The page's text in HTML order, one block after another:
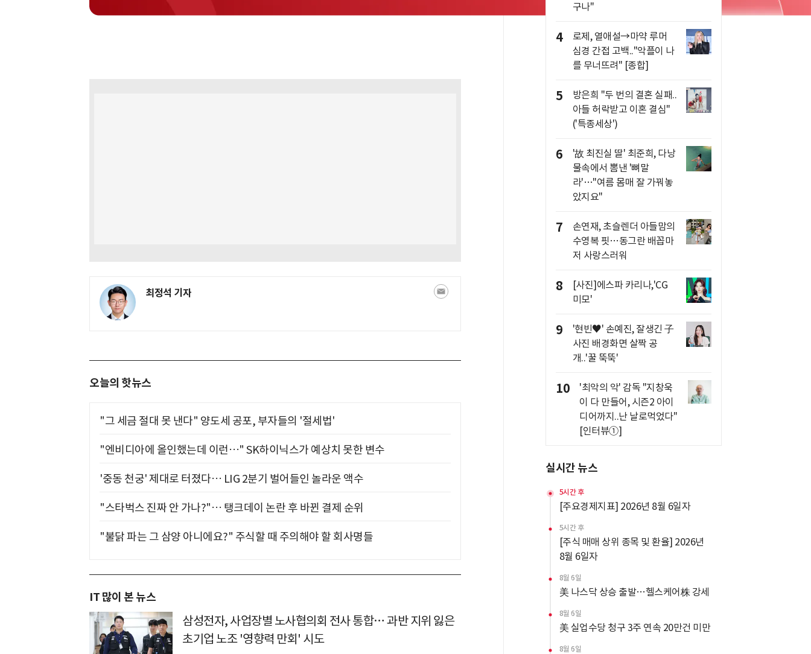
최정석 기자
오늘의 핫뉴스
"그 세금 절대 못 낸다" 양도세 공포, 부자들의 '절세법'
"엔비디아에 올인했는데 이런…" SK하이닉스가 예상치 못한 변수
'중동 천궁' 제대로 터졌다… LIG 2분기 벌어들인 놀라운 액수
"스타벅스 진짜 안 가나?"… 탱크데이 논란 후 바뀐 결제 순위
"불닭 파는 그 삼양 아니에요?" 주식할 때 주의해야 할 회사명들
IT 많이 본 뉴스
삼성전자, 사업장별 노사협의회 전사 통합… 과반 지위 잃은
초기업 노조 '영향력 만회' 시도
구나"
4
로제, 열애설→마약 루머
심경 간접 고백.."악플이 나
를 무너뜨려" [종합]
5
방은희 "두 번의 결혼 실패..
아들 허락받고 이혼 결심"
('특종세상')
6
'故 최진실 딸' 최준희, 다낭
물속에서 뽐낸 '뼈말
라'…"여름 몸매 잘 가꿔놓
았지요"
7
손연재, 초슬렌더 아들맘의
수영복 핏…동그란 배꼽마
저 사랑스러워
8
[사진]에스파 카리나,'CG
미모'
9
'현빈♥' 손예진, 잘생긴 子
사진 배경화면 살짝 공
개..'꿀 뚝뚝'
10
'최악의 악' 감독 "지창욱
이 다 만들어, 시즌2 아이
디어까지..난 날로먹었다"
[인터뷰①]
실시간 뉴스
5시간 후
[주요경제지표] 2026년 8월 6일자
5시간 후
[주식 매매 상위 종목 및 환율] 2026년
8월 6일자
8월 6일
美 나스닥 상승 출발…헬스케어株 강세
8월 6일
美 실업수당 청구 3주 연속 20만건 미만
8월 6일